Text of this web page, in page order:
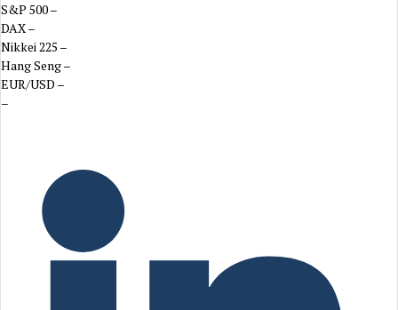
S&P 500–
DAX–
Nikkei 225 –
Hang Seng–
EUR/USD –
–